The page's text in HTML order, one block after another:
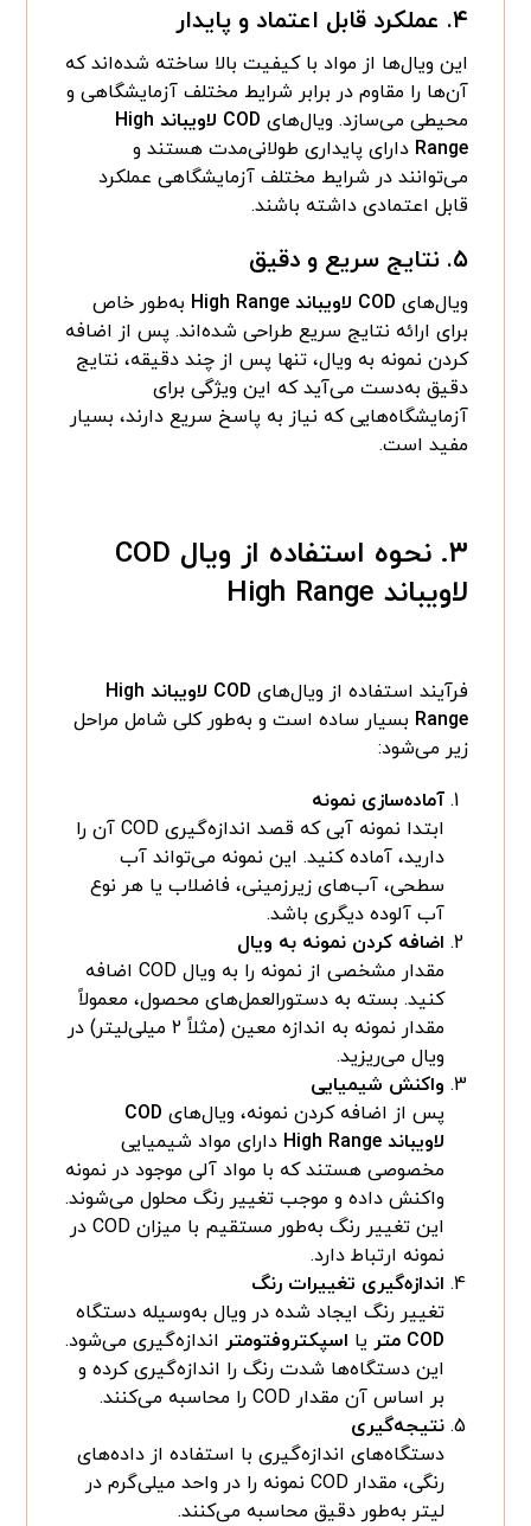
۴. عملکرد قابل اعتماد و پایدار
این ویال‌ها از مواد با کیفیت بالا ساخته شده‌اند که
آن‌ها را مقاوم در برابر شرایط مختلف آزمایشگاهی و
محیطی می‌سازد. ویال‌های
COD لاویباند High
Range دارای پایداری طولانی‌مدت هستند و
می‌توانند در شرایط مختلف آزمایشگاهی عملکرد
قابل اعتمادی داشته باشند.
۵. نتایج سریع و دقیق
ویال‌های COD لاویباند High Range
به‌طور خاص
برای ارائه نتایج سریع طراحی شده‌اند. پس از اضافه
کردن نمونه به ویال، تنها پس از چند دقیقه، نتایج
دقیق به‌دست می‌آید که این ویژگی برای
آزمایشگاه‌هایی که نیاز به پاسخ سریع دارند، بسیار
مفید است.
۳. نحوه استفاده از ویال COD
لاویباند High Range
فرآیند استفاده از ویال‌های
COD لاویباند High
Range بسیار ساده است و به‌طور کلی شامل مراحل
زیر می‌شود:
آماده‌سازی نمونه
ابتدا نمونه آبی که قصد اندازه‌گیری COD آن را
دارید، آماده کنید. این نمونه می‌تواند آب
سطحی، آب‌های زیرزمینی، فاضلاب یا هر نوع
آب آلوده دیگری باشد.
اضافه کردن نمونه به ویال
مقدار مشخصی از نمونه را به ویال COD اضافه
کنید. بسته به دستورالعمل‌های محصول، معمولاً
مقدار نمونه به اندازه معین (مثلاً ۲ میلی‌لیتر) در
ویال می‌ریزید.
واکنش شیمیایی
پس از اضافه کردن نمونه، ویال‌های COD
لاویباند High Range
دارای مواد شیمیایی
مخصوصی هستند که با مواد آلی موجود در نمونه
واکنش داده و موجب تغییر رنگ محلول می‌شوند.
این تغییر رنگ به‌طور مستقیم با میزان COD در
نمونه ارتباط دارد.
اندازه‌گیری تغییرات رنگ
تغییر رنگ ایجاد شده در ویال به‌وسیله دستگاه
COD متر
یا اسپکتروفتومتر اندازه‌گیری می‌شود.
این دستگاه‌ها شدت رنگ را اندازه‌گیری کرده و
بر اساس آن مقدار COD را محاسبه می‌کنند.
نتیجه‌گیری
دستگاه‌های اندازه‌گیری با استفاده از داده‌های
رنگی، مقدار COD نمونه را در واحد میلی‌گرم در
لیتر به‌طور دقیق محاسبه می‌کنند.